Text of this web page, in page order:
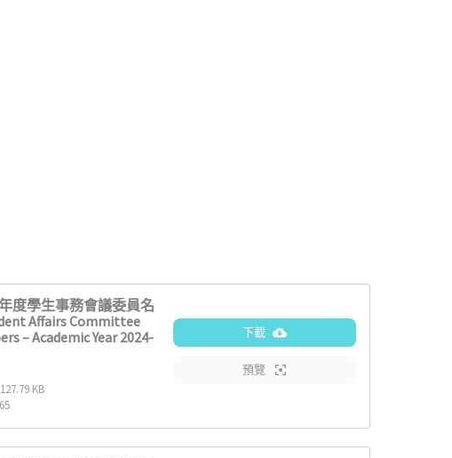
度學生事務會議委員名
Affairs Committee
– Academic Year 2024-
127.79 KB
下載
預覽